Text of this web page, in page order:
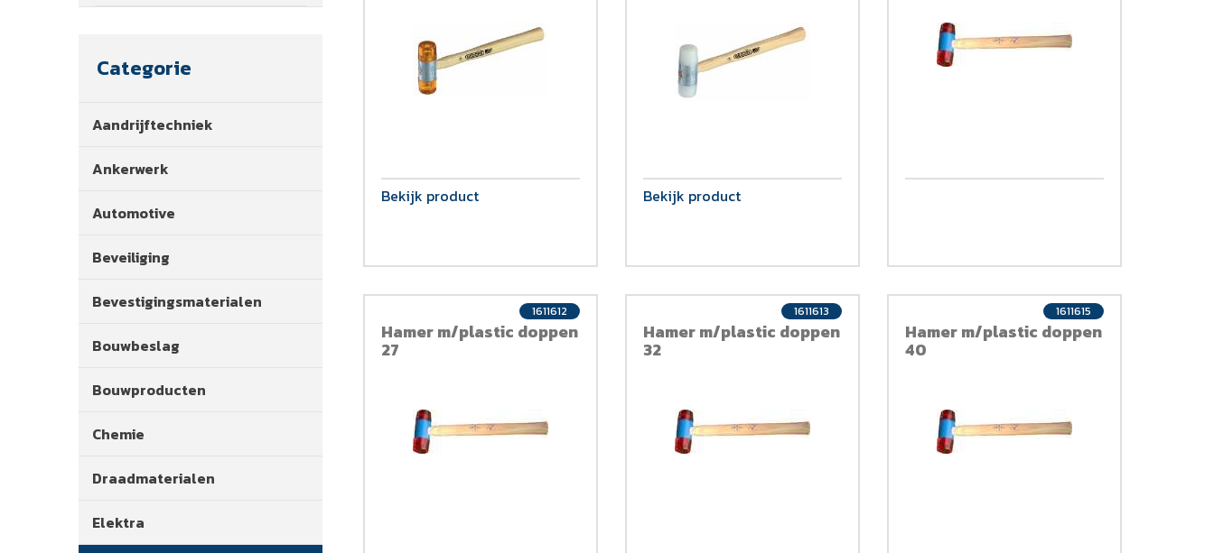
Categorie
Aandrijftechniek
Ankerwerk
Automotive
Beveiliging
Bevestigingsmaterialen
Bouwbeslag
Bouwproducten
Chemie
Draadmaterialen
Elektra
Bekijk product Bekijk product
Hamer m/plastic doppen
27
1611612
Hamer m/plastic doppen
32
1611613
Hamer m/plastic doppen
40
1611615